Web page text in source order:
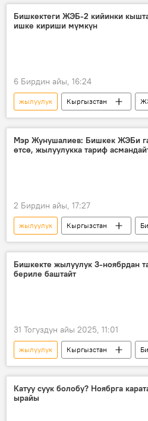
Бишкектеги ЖЭБ-2 кийинки
ишке кириши мүмкүн
6 Бирдин айы, 16:24
жылуулук Кыргызстан
кыш
Мэр Жунушалиев: Бишкек ЖЭБи
өтсө, жылуулукка тариф
2 Бирдин айы, 17:27
жылуулук Кыргызстан
ЖЭБ
ыш
Айбек
тариф
Бишкекте жылуулук 3-ноябрдан
бериле баштайт
31 Тогуздун айы 2025, 11:01
жылуулук Кыргызстан
Бишкек мэриясы
Катуу суук болобу? Ноябрга
ырайы